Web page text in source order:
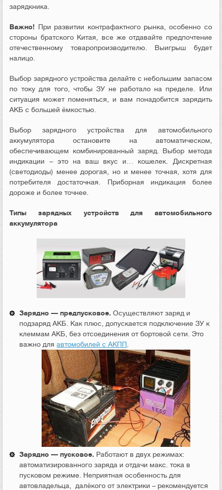
зарядкника.
Важно! При развитии контрафактного рынка, особенно со
стороны братского Китая, все же отдавайте предпочтение
отечественному товаропроизводителю. Выигрыш будет
налицо.
Выбор зарядного устройства делайте с небольшим запасом
по току для того, чтобы ЗУ не работало на пределе. Или
ситуация может поменяться, и вам понадобится зарядить
АКБ с большей ёмкостью.
Выбор зарядного устройства для автомобильного
аккумулятора остановите на автоматическом,
обеспечивающем комбинированный заряд. Выбор метода
индикации – это на ваш вкус и… кошелек. Дискретная
(светодиоды) менее дорогая, но и менее точная, хотя для
потребителя достаточная. Приборная индикация более
дороже и более точнее.
Типы зарядных устройств для автомобильного
аккумулятора
Зарядно — предпусковое. Осуществляют заряд и
подзаряд АКБ. Как плюс, допускается подключение ЗУ к
клеммам АКБ, без отсоединения от бортовой сети. Это
важно дляавтомобилей с АКПП
Зарядно — пусковое. Работают в двух режимах:
автоматизированного заряда и отдачи макс. тока в
пусковом режиме. Неприятная особенность для
автовладельца, далёкого от электрики – рекомендуется